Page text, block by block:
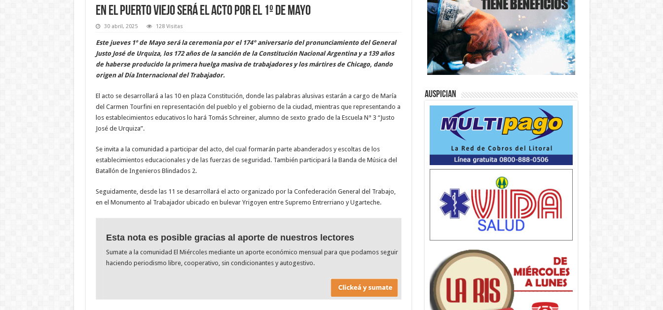
En el Puerto Viejo será el acto por el 1º de Mayo
30 abril, 2025 128 Visitas
Este jueves 1º de Mayo será la ceremonia por el 174° aniversario del pronunciamiento del General
Justo José de Urquiza, los 172 años de la sanción de la Constitución Nacional Argentina y a 139 años
de haberse producido la primera huelga masiva de trabajadores y los mártires de Chicago, dando
origen al Día Internacional del Trabajador.
El acto se desarrollará a las 10 en plaza Constitución, donde las palabras alusivas estarán a cargo de María
del Carmen Tourfini en representación del pueblo y el gobierno de la ciudad, mientras que representando a
los establecimientos educativos lo hará Tomás Schreiner, alumno de sexto grado de la Escuela N° 3 “Justo
José de Urquiza”.
Se invita a la comunidad a participar del acto, del cual formarán parte abanderados y escoltas de los
establecimientos educacionales y de las fuerzas de seguridad. También participará la Banda de Música del
Batallón de Ingenieros Blindados 2.
Seguidamente, desde las 11 se desarrollará el acto organizado por la Confederación General del Trabajo,
en el Monumento al Trabajador ubicado en bulevar Yrigoyen entre Supremo Entrerriano y Ugarteche.
Esta nota es posible gracias al aporte de nuestros lectores
Sumate a la comunidad El Miércoles mediante un aporte económico mensual para que podamos seguir
haciendo periodismo libre, cooperativo, sin condicionantes y autogestivo.
Auspician